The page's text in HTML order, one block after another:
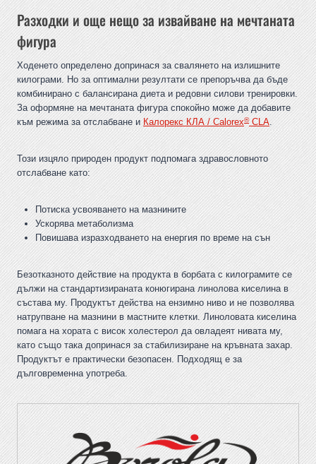
Разходки и още нещо за извайване на мечтаната
фигура
Ходенето определено допринася за свалянето на излишните
килограми. Но за оптимални резултати се препоръчва да бъде
комбинирано с балансирана диета и редовни силови тренировки.
За оформяне на мечтаната фигура спокойно може да добавите
към режима за отслабване иКалорекс КЛА / Calorex®CLA.
Този изцяло природен продукт подпомага здравословното
отслабване като:
Потиска усвояването на мазнините
Ускорява метаболизма
Повишава изразходването на енергия по време на сън
Безотказното действие на продукта в борбата с килограмите се
дължи на стандартизираната конюгирана линолова киселина в
състава му. Продуктът действа на ензимно ниво и не позволява
натрупване на мазнини в мастните клетки. Линоловата киселина
помага на хората с висок холестерол да овладеят нивата му,
като също така допринася за стабилизиране на кръвната захар.
Продуктът е практически безопасен. Подходящ е за
дълговременна употреба.